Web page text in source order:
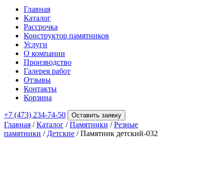
Главная
Каталог
Рассрочка
Конструктор памятников
Услуги
О компании
Производство
Галерея работ
Отзывы
Контакты
Корзина
+7 (473) 234-74-50 Оставить заявку
Главная /Каталог /Памятники /Резные
памятники / Детские / Памятник детский-032